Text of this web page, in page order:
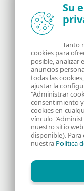
Noticias, opiniones y
seguridad de ESET
Acerca de
Contáctanos
Información
Política de
Su
Tanto
cookies para
posible, analizar
anuncios
todas las
ajustar la
"Administrar
consentimiento
cookies en
vínculo
nuestro sitio
disponible).
nuestra Política